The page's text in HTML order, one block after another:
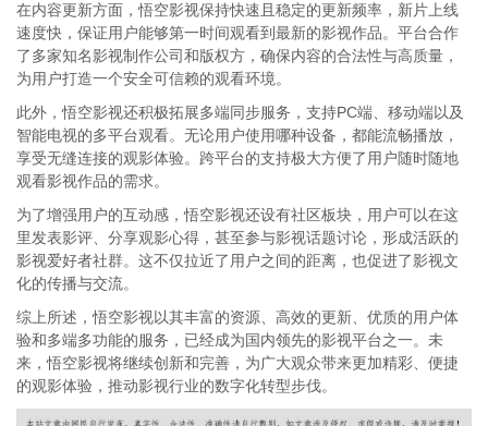
在内容更新方面，悟空影视保持快速且稳定的更新频率，新片上线
速度快，保证用户能够第一时间观看到最新的影视作品。平台合作
了多家知名影视制作公司和版权方，确保内容的合法性与高质量，
为用户打造一个安全可信赖的观看环境。
此外，悟空影视还积极拓展多端同步服务，支持PC端、移动端以及
智能电视的多平台观看。无论用户使用哪种设备，都能流畅播放，
享受无缝连接的观影体验。跨平台的支持极大方便了用户随时随地
观看影视作品的需求。
为了增强用户的互动感，悟空影视还设有社区板块，用户可以在这
里发表影评、分享观影心得，甚至参与影视话题讨论，形成活跃的
影视爱好者社群。这不仅拉近了用户之间的距离，也促进了影视文
化的传播与交流。
综上所述，悟空影视以其丰富的资源、高效的更新、优质的用户体
验和多端多功能的服务，已经成为国内领先的影视平台之一。未
来，悟空影视将继续创新和完善，为广大观众带来更加精彩、便捷
的观影体验，推动影视行业的数字化转型步伐。